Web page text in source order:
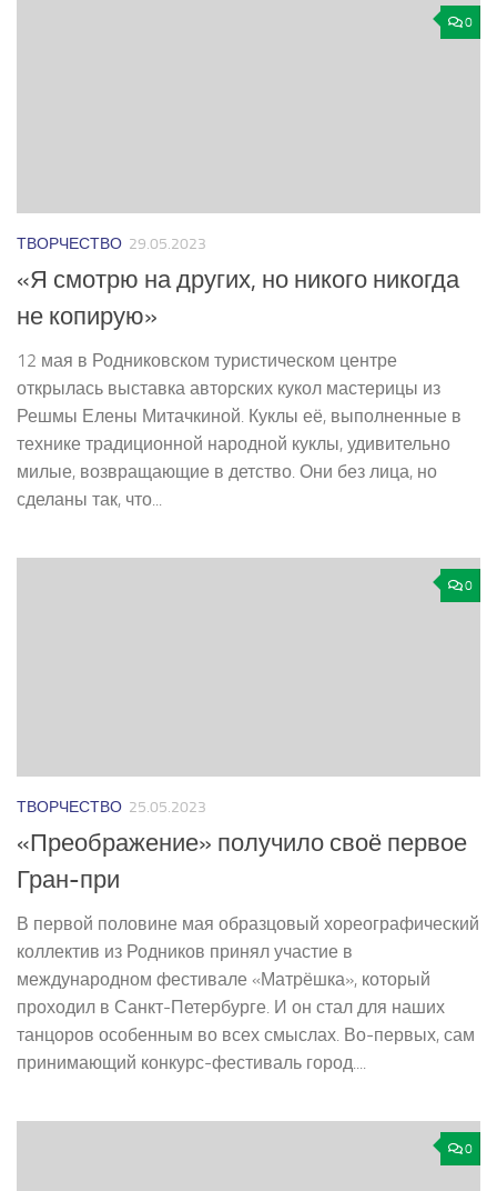
0
ТВОРЧЕСТВО 29.05.2023
«Я смотрю на других, но никого никогда
не копирую»
12 мая в Родниковском туристическом центре
открылась выставка авторских кукол мастерицы из
Решмы Елены Митачкиной. Куклы её, выполненные в
технике традиционной народной куклы, удивительно
милые, возвращающие в детство. Они без лица, но
сделаны так, что...
0
ТВОРЧЕСТВО 25.05.2023
«Преображение» получило своё первое
Гран-при
В первой половине мая образцовый хореографический
коллектив из Родников принял участие в
международном фестивале «Матрёшка», который
проходил в Санкт­-Петербурге. И он стал для наших
танцоров особенным во всех смыслах. Во-­первых, сам
принимающий конкурс-­фестиваль город....
0